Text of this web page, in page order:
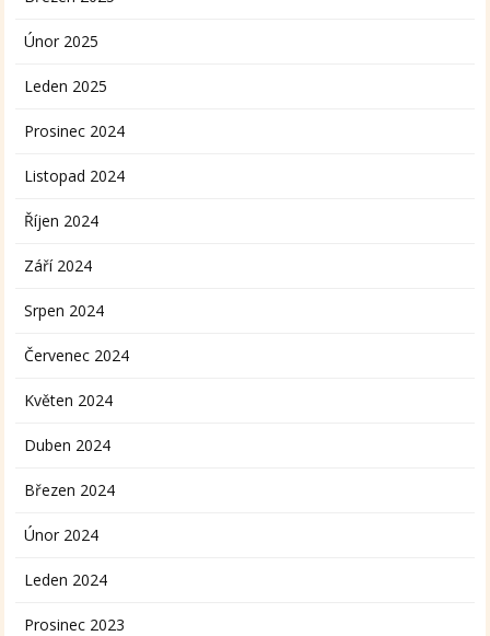
Únor 2025
Leden 2025
Prosinec 2024
Listopad 2024
Říjen 2024
Září 2024
Srpen 2024
Červenec 2024
Květen 2024
Duben 2024
Březen 2024
Únor 2024
Leden 2024
Prosinec 2023